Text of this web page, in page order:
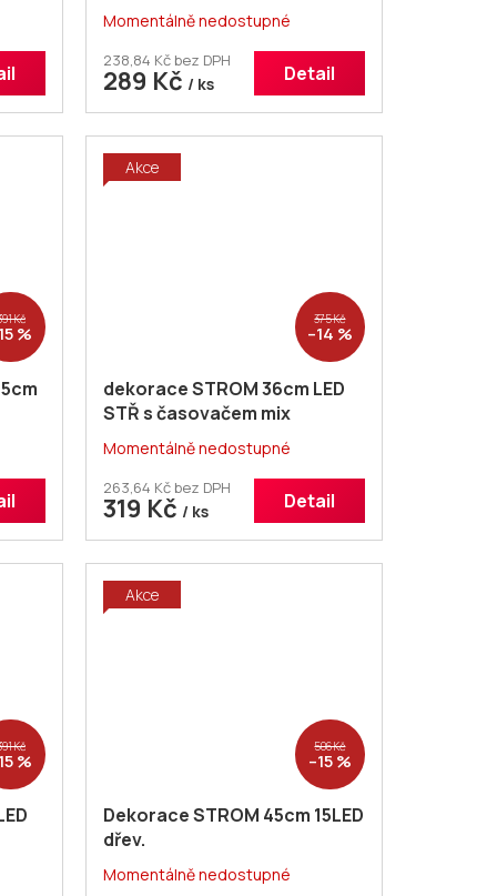
Momentálně nedostupné
238,84 Kč bez DPH
289 Kč / ks Detail
Kč
%
Akce
375 Kč
–14 %
dekorace STROM 36cm LED
STŘ s časovačem mix
Momentálně nedostupné
263,64 Kč bez DPH
319 Kč / ks Detail
Kč
%
Akce
506 Kč
–15 %
Dekorace STROM 45cm 15LED
dřev.
Momentálně nedostupné